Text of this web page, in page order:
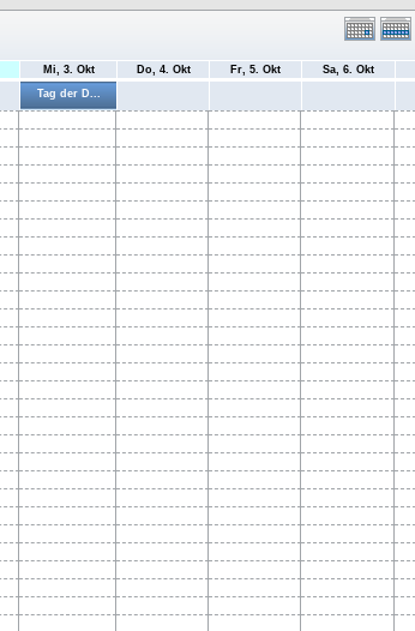
Mi, 3. Okt Do, 4. Okt Fr, 5. Okt Sa, 6. Okt
Tag der D...